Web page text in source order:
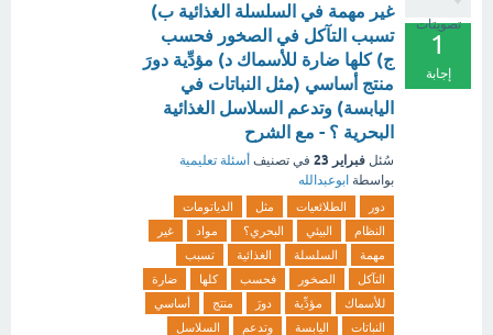
تصويتات
1
إجابة
غير مهمة في السلسلة الغذائية ب)
تسبب التآكل في الصخور فحسب
ج) كلها ضارة للأسماك د) مؤدِّية دورَ
منتج أساسي (مثل النباتات في
اليابسة) وتدعم السلاسل الغذائية
البحرية ؟ - مع الشرح
سُئل فبراير 23 في تصنيف أسئلة تعليمية
بواسطة ابوعبدالله
دور الطلائعيات مثل
الدياتومات
النظام
البيئي البحري؟ مواد
غير
مهمة
السلسلة الغذائية
تسبب
التآكل
الصخور فحسب كلها
ضارة
للأسماك
مؤدِّية دورَ منتج
أساسي
النباتات
اليابسة وتدعم
السلاسل